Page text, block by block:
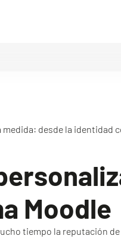
medida: desde la identidad
Moodle
tiempo la reputación